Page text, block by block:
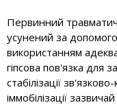
Первинний
усунений за
використанням
гіпсова пов'язка для
стабілізації
іммобілізації